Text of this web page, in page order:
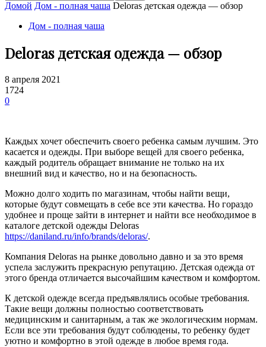
Домой Дом - полная чаша Deloras детская одежда — обзор
Дом - полная чаша
Deloras детская одежда — обзор
8 апреля 2021
1724
0
Каждых хочет обеспечить своего ребенка самым лучшим. Это
касается и одежды. При выборе вещей для своего ребенка,
каждый родитель обращает внимание не только на их
внешний вид и качество, но и на безопасность.
Можно долго ходить по магазинам, чтобы найти вещи,
которые будут совмещать в себе все эти качества. Но гораздо
удобнее и проще зайти в интернет и найти все необходимое в
каталоге детской одежды Deloras
https://daniland.ru/info/brands/deloras/.
Компания Deloras на рынке довольно давно и за это время
успела заслужить прекрасную репутацию. Детская одежда от
этого бренда отличается высочайшим качеством и комфортом.
К детской одежде всегда предъявлялись особые требования.
Такие вещи должны полностью соответствовать
медицинским и санитарным, а так же экологическим нормам.
Если все эти требования будут соблюдены, то ребенку будет
уютно и комфортно в этой одежде в любое время года.